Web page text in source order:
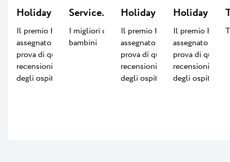
Holiday Check 2026
Il premio HolidayCheck viene
assegnato ogni anno come
prova di qualità in base alle
recensioni e alle valutazioni
degli ospiti.
Service.LAB
I migliori contenuti per
bambini
Holiday Check 2025
Il premio HolidayCheck viene
assegnato ogni anno come
prova di qualità in base alle
recensioni e alle valutazioni
degli ospiti.
Holiday
Il premio
assegnato ogni
prova di qualità
recensioni e
degli ospiti.